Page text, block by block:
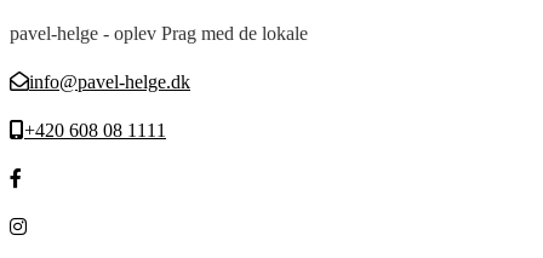
pavel-helge - oplev Prag med de lokale
info@pavel-helge.dk
+420 608 08 1111